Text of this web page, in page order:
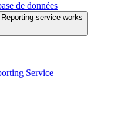
de données
service works
Service